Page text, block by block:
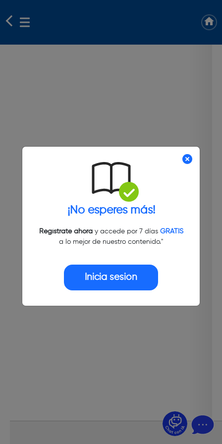
¡No esperes más!
Regístrate ahoray accede por 7 días GRATIS
a lo mejor de nuestro contenido."
Inicia sesión